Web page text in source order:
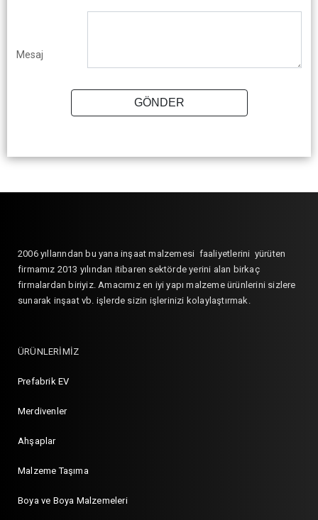
Mesaj
GÖNDER
2006 yıllarından bu yana inşaat malzemesi faaliyetlerini yürüten
firmamız 2013 yılından itibaren sektörde yerini alan birkaç
firmalardan biriyiz. Amacımız en iyi yapı malzeme ürünlerini sizlere
sunarak inşaat vb. işlerde sizin işlerinizi kolaylaştırmak.
ÜRÜNLERİMİZ
Prefabrik EV
Merdivenler
Ahşaplar
Malzeme Taşıma
Boya ve Boya Malzemeleri